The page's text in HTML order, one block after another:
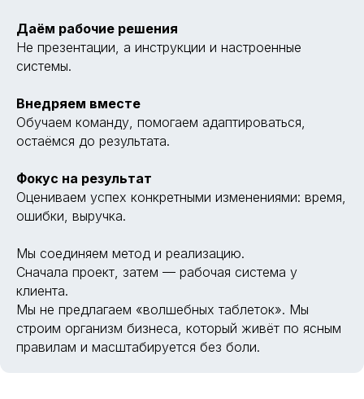
Даём рабочие решения
Не презентации, а инструкции и настроенные
системы.
Внедряем вместе
Обучаем команду, помогаем адаптироваться,
остаёмся до результата.
Фокус на результат
Оцениваем успех конкретными изменениями: время,
ошибки, выручка.
Мы соединяем метод и реализацию.
Сначала проект, затем — рабочая система у
клиента.
Мы не предлагаем «волшебных таблеток». Мы
строим организм бизнеса, который живёт по ясным
правилам и масштабируется без боли.